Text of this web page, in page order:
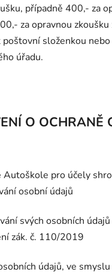
případně 400,- za
za opravnou
složenkou
úřadu.​
O OCHRANĚ
Autoškole pro účely
osobní údajů
svých osobních
zák. č. 110/2019
údajů, ve